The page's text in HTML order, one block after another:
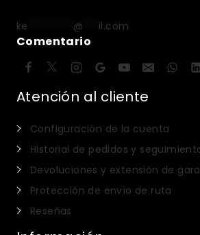
ke @ il.com
Comentario
Atención al cliente
Configuración de la cuenta
Historial de pedidos y
Devoluciones y extensión de
Protección de envío de ruta
Reseñas